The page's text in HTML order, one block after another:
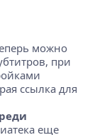
можно
при
ссылка для
еще